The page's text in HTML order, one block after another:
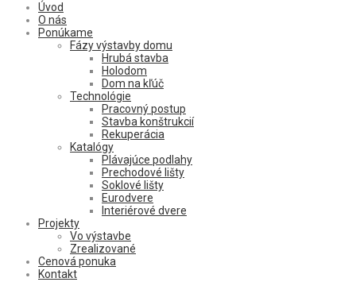
Úvod
O nás
Ponúkame
Fázy výstavby domu
Hrubá stavba
Holodom
Dom na kľúč
Technológie
Pracovný postup
Stavba konštrukcií
Rekuperácia
Katalógy
Plávajúce podlahy
Prechodové lišty
Soklové lišty
Eurodvere
Interiérové dvere
Projekty
Vo výstavbe
Zrealizované
Cenová ponuka
Kontakt